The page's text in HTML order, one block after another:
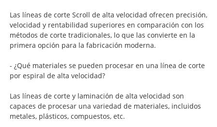
Las líneas de corte Scroll de alta velocidad ofrecen precisión,
velocidad y rentabilidad superiores en comparación con los
métodos de corte tradicionales, lo que las convierte en la
primera opción para la fabricación moderna.
- ¿Qué materiales se pueden procesar en una línea de corte
por espiral de alta velocidad?
Las líneas de corte y laminación de alta velocidad son
capaces de procesar una variedad de materiales, incluidos
metales, plásticos, compuestos, etc.